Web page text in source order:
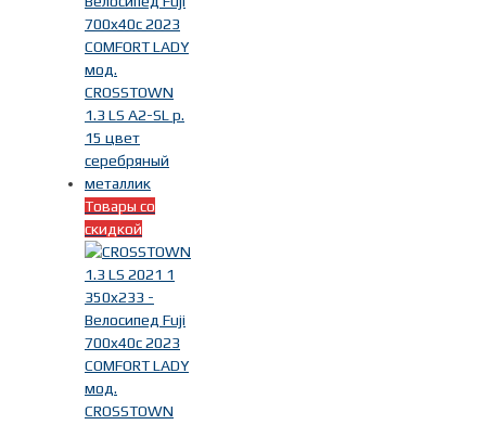
Товары со
скидкой